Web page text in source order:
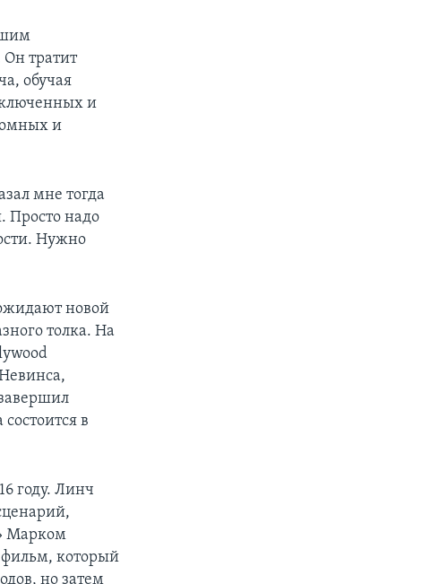
Он тратит
обучая
и
и
мне тогда
Просто надо
Нужно
новой
толка. На
в
году. Линч
Марком
который
но затем